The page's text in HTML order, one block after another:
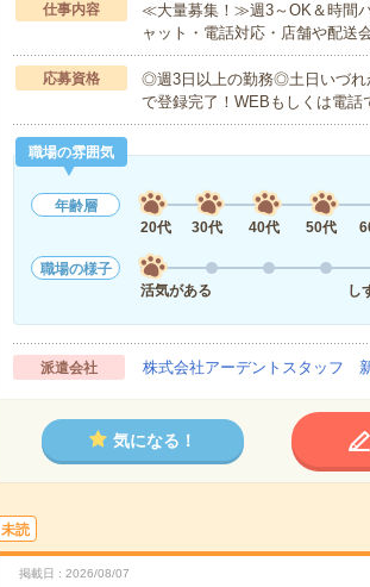
仕事内容
≪大量募集！≫週3～OK＆時間
ャット・電話対応・店舗や配送
応募資格
◎週3日以上の勤務◎土日いづれ
で登録完了！WEBもしくは電
職場の雰囲気
年齢層
20代
30代 40代 50代
職場の様子
活気がある
し
派遣会社 株式会社アーデントスタッフ
気になる！
未読
掲載日 2026/08/07